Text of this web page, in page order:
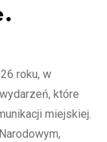
roku, w
które
miejskiej.